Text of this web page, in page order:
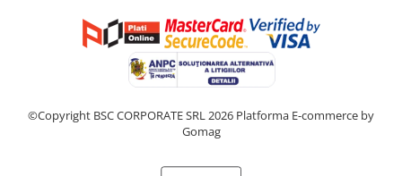
©Copyright BSC CORPORATE SRL 2026 Platforma E-commerce by
Gomag